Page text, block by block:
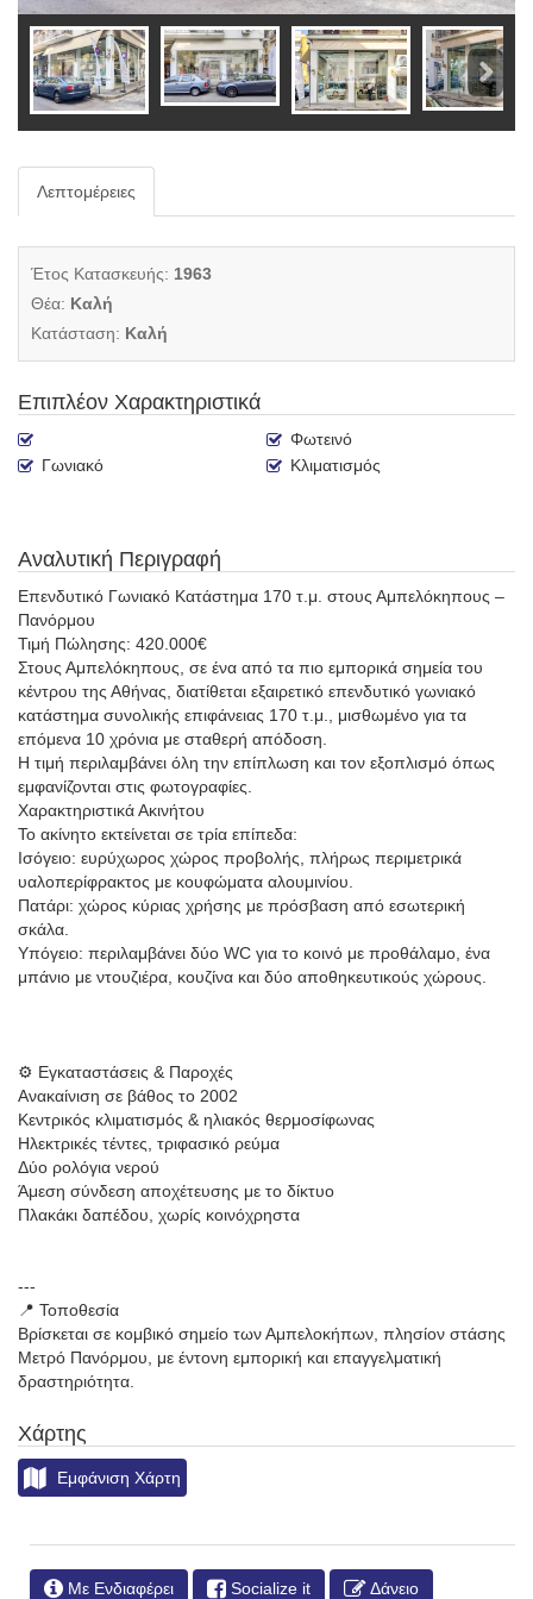
Λεπτομέρειες
Έτος Κατασκευής: 1963
Θέα: Καλή
Κατάσταση: Καλή
Επιπλέον Χαρακτηριστικά
Φωτεινό
Γωνιακό
Κλιματισμός
Αναλυτική Περιγραφή
Επενδυτικό Γωνιακό Κατάστημα 170 τ.μ. στους Αμπελόκηπους –
Πανόρμου
Τιμή Πώλησης: 420.000€
Στους Αμπελόκηπους, σε ένα από τα πιο εμπορικά σημεία του
κέντρου της Αθήνας, διατίθεται εξαιρετικό επενδυτικό γωνιακό
κατάστημα συνολικής επιφάνειας 170 τ.μ., μισθωμένο για τα
επόμενα 10 χρόνια με σταθερή απόδοση.
Η τιμή περιλαμβάνει όλη την επίπλωση και τον εξοπλισμό όπως
εμφανίζονται στις φωτογραφίες.
Χαρακτηριστικά Ακινήτου
Το ακίνητο εκτείνεται σε τρία επίπεδα:
Ισόγειο: ευρύχωρος χώρος προβολής, πλήρως περιμετρικά
υαλοπερίφρακτος με κουφώματα αλουμινίου.
Πατάρι: χώρος κύριας χρήσης με πρόσβαση από εσωτερική
σκάλα.
Υπόγειο: περιλαμβάνει δύο WC για το κοινό με προθάλαμο, ένα
μπάνιο με ντουζιέρα, κουζίνα και δύο αποθηκευτικούς χώρους.
⚙️ Εγκαταστάσεις & Παροχές
Ανακαίνιση σε βάθος το 2002
Κεντρικός κλιματισμός & ηλιακός θερμοσίφωνας
Ηλεκτρικές τέντες, τριφασικό ρεύμα
Δύο ρολόγια νερού
Άμεση σύνδεση αποχέτευσης με το δίκτυο
Πλακάκι δαπέδου, χωρίς κοινόχρηστα
---
📍 Τοποθεσία
Βρίσκεται σε κομβικό σημείο των Αμπελοκήπων, πλησίον στάσης
Μετρό Πανόρμου, με έντονη εμπορική και επαγγελματική
δραστηριότητα.
Χάρτης
Εμφάνιση Χάρτη
Με Ενδιαφέρει Socialize it Δάνειο